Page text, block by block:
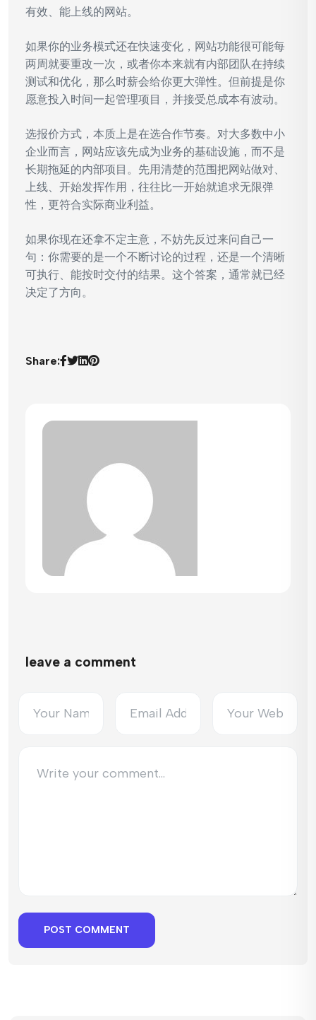
有效、能上线的网站。
如果你的业务模式还在快速变化，网站功能很可能每
两周就要重改一次，或者你本来就有内部团队在持续
测试和优化，那么时薪会给你更大弹性。但前提是你
愿意投入时间一起管理项目，并接受总成本有波动。
选报价方式，本质上是在选合作节奏。对大多数中小
企业而言，网站应该先成为业务的基础设施，而不是
长期拖延的内部项目。先用清楚的范围把网站做对、
上线、开始发挥作用，往往比一开始就追求无限弹
性，更符合实际商业利益。
如果你现在还拿不定主意，不妨先反过来问自己一
句：你需要的是一个不断讨论的过程，还是一个清晰
可执行、能按时交付的结果。这个答案，通常就已经
决定了方向。
Share:
leave a comment
POST COMMENT